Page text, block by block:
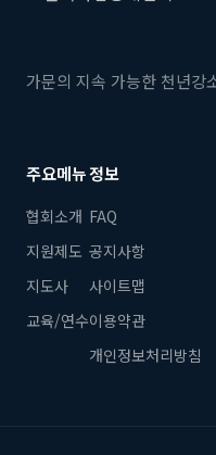
가문의 지속 가능한 천년강
주요메뉴
협회소개
지원제도
지도사
교육/연수
정보
FAQ
공지사항
사이트맵
이용약관
개인정보처리방침